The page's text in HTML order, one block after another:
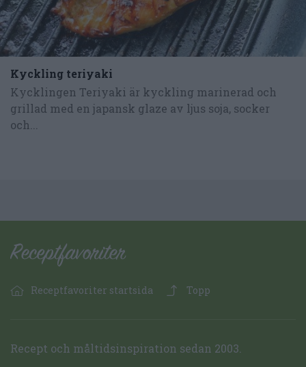
Kyckling teriyaki
Kycklingen Teriyaki är kyckling marinerad och
grillad med en japansk glaze av ljus soja, socker
och...
Receptfavoriter startsida Topp
Recept och måltidsinspiration sedan 2003.